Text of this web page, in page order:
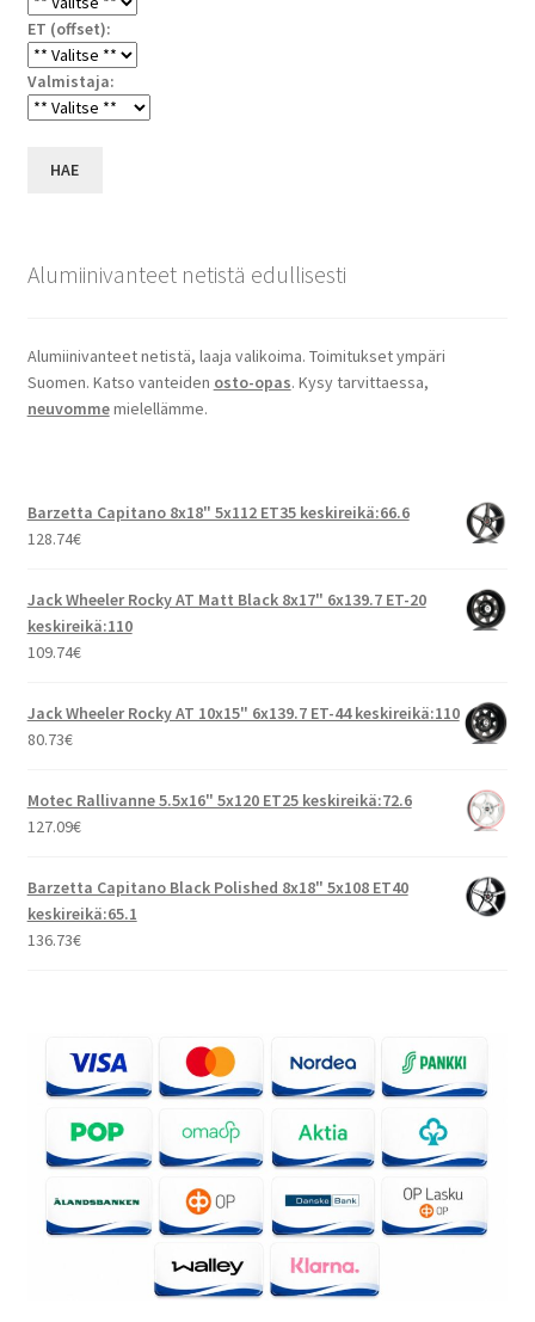
ET (offset):
Valmistaja:
HAE
Alumiinivanteet netistä edullisesti
Alumiinivanteet netistä, laaja valikoima. Toimitukset ympäri
Suomen. Katso vanteiden osto-opas. Kysy tarvittaessa,
neuvommemielellämme.
Barzetta Capitano 8x18" 5x112 ET35 keskireikä:66.6
128.74€
Jack Wheeler Rocky AT Matt Black 8x17" 6x139.7 ET-20
keskireikä:110
109.74€
Jack Wheeler Rocky AT 10x15" 6x139.7 ET-44 keskireikä:110
80.73€
Motec Rallivanne 5.5x16" 5x120 ET25 keskireikä:72.6
127.09€
Barzetta Capitano Black Polished 8x18" 5x108 ET40
keskireikä:65.1
136.73€